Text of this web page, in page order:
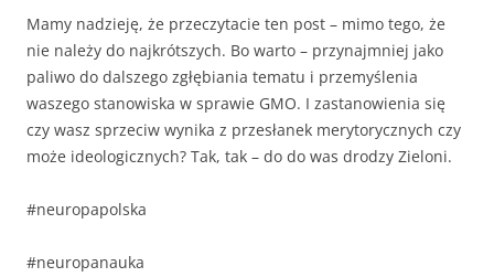
Mamy nadzieję, że przeczytacie ten post – mimo tego, że
nie należy do najkrótszych. Bo warto – przynajmniej jako
paliwo do dalszego zgłębiania tematu i przemyślenia
waszego stanowiska w sprawie GMO. I zastanowienia się
czy wasz sprzeciw wynika z przesłanek merytorycznych czy
może ideologicznych? Tak, tak – do do was drodzy Zieloni.
#neuropapolska
#neuropanauka